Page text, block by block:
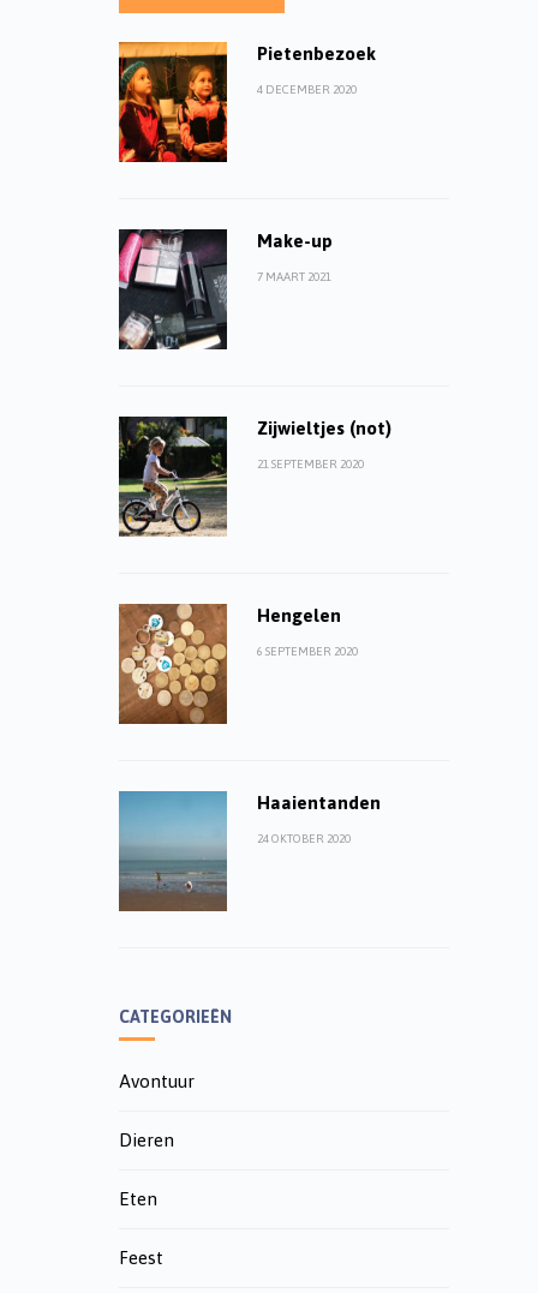
Pietenbezoek
4 DECEMBER 2020
Make-up
7 MAART 2021
Zijwieltjes (not)
21 SEPTEMBER 2020
Hengelen
6 SEPTEMBER 2020
Haaientanden
24 OKTOBER 2020
CATEGORIEËN
Avontuur
Dieren
Eten
Feest